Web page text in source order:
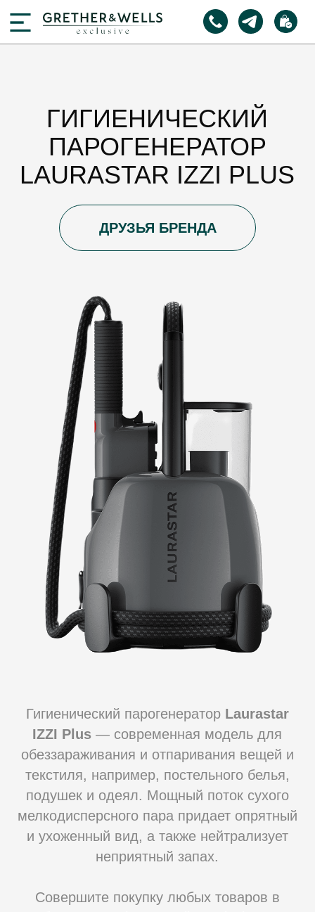
ПАРОГЕНЕРАТОР
LAURASTAR IZZI PLUS
Гигиенический парогенератор Laurastar
IZZI Plus
— современная модель для
обеззараживания и отпаривания вещей и
текстиля, например, постельного белья,
подушек и одеял. Мощный поток сухого
мелкодисперсного пара придает опрятный
и ухоженный вид, а также нейтрализует
неприятный запах.
Совершите покупку любых товаров в
бутиках Grether & Wells Exclusive и
УЗНАТЬ БОЛЬШЕ